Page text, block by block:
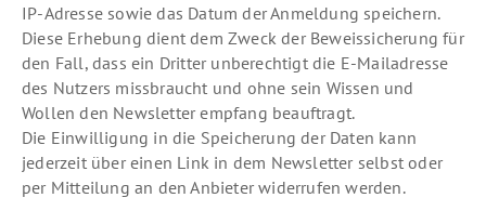
IP-Adresse sowie das Datum der Anmeldung speichern.
Diese Erhebung dient dem Zweck der Beweissicherung für
den Fall, dass ein Dritter unberechtigt die E-Mailadresse
des Nutzers missbraucht und ohne sein Wissen und
Wollen den Newsletter empfang beauftragt.
Die Einwilligung in die Speicherung der Daten kann
jederzeit über einen Link in dem Newsletter selbst oder
per Mitteilung an den Anbieter widerrufen werden.